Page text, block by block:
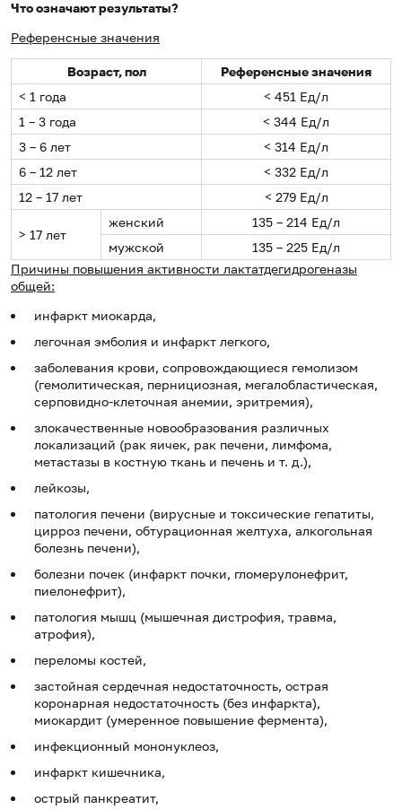
Что означают результаты?
Референсные значения
Возраст, пол
Референсные значения
< 1 года
< 451 Ед/л
1 – 3 года
< 344 Ед/л
3 – 6 лет
< 314 Ед/л
6 – 12 лет
< 332 Ед/л
12 – 17 лет
< 279 Ед/л
> 17 лет
женский
135 – 214 Ед/л
мужской
135 – 225 Ед/л
Причины повышения активности лактатдегидрогеназы
общей:
инфаркт миокарда,
легочная эмболия и инфаркт легкого,
заболевания крови, сопровождающиеся гемолизом
(гемолитическая, пернициозная, мегалобластическая,
серповидно-клеточная анемии, эритремия),
злокачественные новообразования различных
локализаций (рак яичек, рак печени, лимфома,
метастазы в костную ткань и печень и т. д.),
лейкозы,
патология печени (вирусные и токсические гепатиты,
цирроз печени, обтурационная желтуха, алкогольная
болезнь печени),
болезни почек (инфаркт почки, гломерулонефрит,
пиелонефрит),
патология мышц (мышечная дистрофия, травма,
атрофия),
переломы костей,
застойная сердечная недостаточность, острая
коронарная недостаточность (без инфаркта),
миокардит (умеренное повышение фермента),
инфекционный мононуклеоз,
инфаркт кишечника,
острый панкреатит,